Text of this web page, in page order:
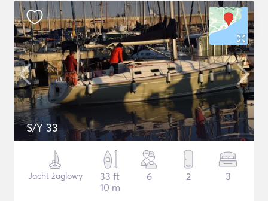
S/Y 33
Jacht żaglowy
33 ft
10 m
6 2 3